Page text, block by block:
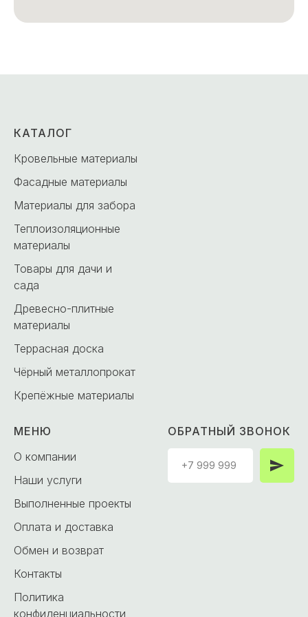
КАТАЛОГ
Кровельные материалы
Фасадные материалы
Материалы для забора
Теплоизоляционные
материалы
Товары для дачи и
сада
Древесно-плитные
материалы
Террасная доска
Чёрный металлопрокат
Крепёжные материалы
МЕНЮ
О компании
Наши услуги
Выполненные проекты
Оплата и доставка
Обмен и возврат
Контакты
Политика
конфиденциальности
ОБРАТНЫЙ ЗВОНОК